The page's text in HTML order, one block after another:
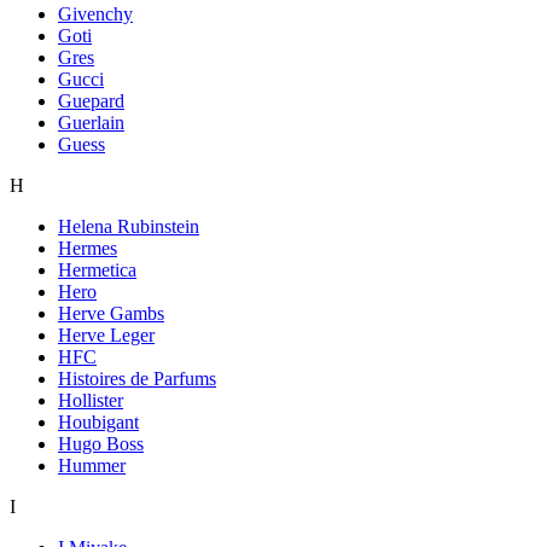
Givenchy
Goti
Gres
Gucci
Guepard
Guerlain
Guess
H
Helena Rubinstein
Hermes
Hermetica
Hero
Herve Gambs
Herve Leger
HFC
Histoires de Parfums
Hollister
Houbigant
Hugo Boss
Hummer
I